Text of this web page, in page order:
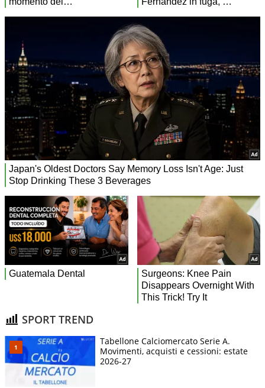
SPORT TREND
Tabellone Calciomercato Serie A.
Movimenti, acquisti e cessioni: estate
2026-27